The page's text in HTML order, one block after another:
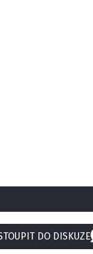
DO DISKUZE